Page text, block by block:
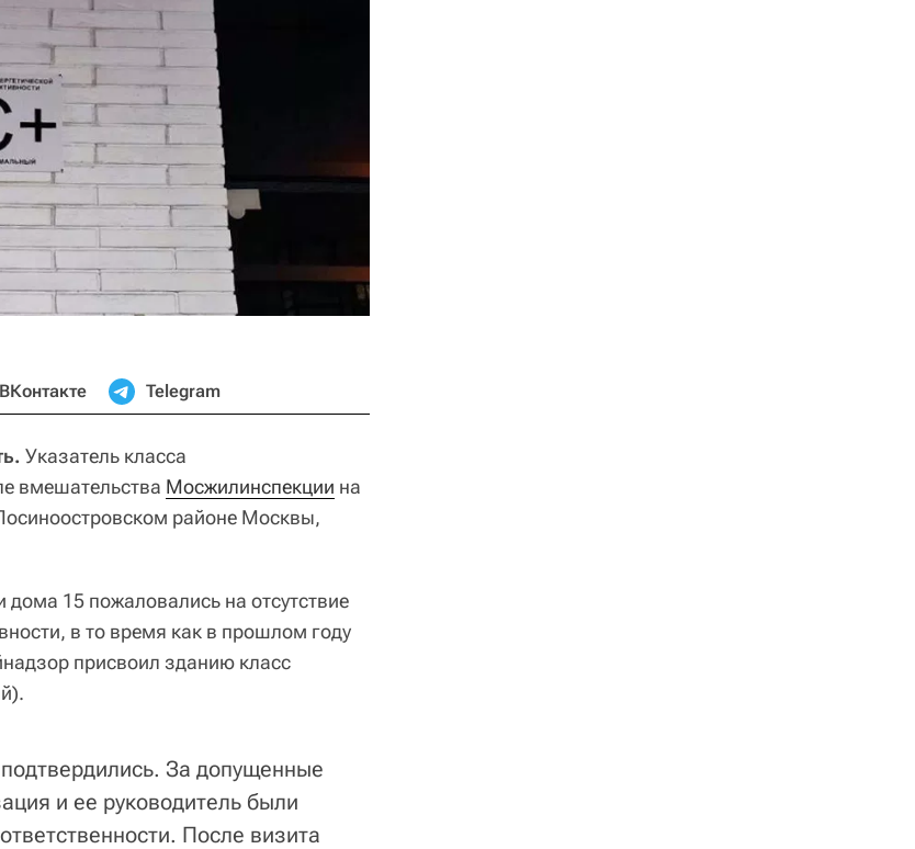
ВКонтакте Telegram
Указатель класса
вмешательства Мосжилинспекции на
районе Москвы,
15 пожаловались на отсутствие
в то время как в прошлом году
присвоил зданию класс
За допущенные
и ее руководитель были
После визита